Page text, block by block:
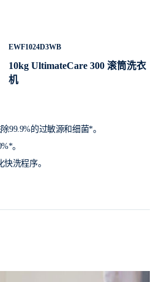
EWF1024D3WB
10kg UltimateCare 300 滚筒洗衣
机
99.9%的过敏源和细菌*。
。
洗程序。